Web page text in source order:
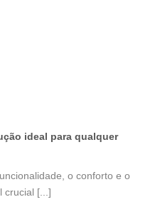
ideal para qualquer
o conforto e o
crucial [...]